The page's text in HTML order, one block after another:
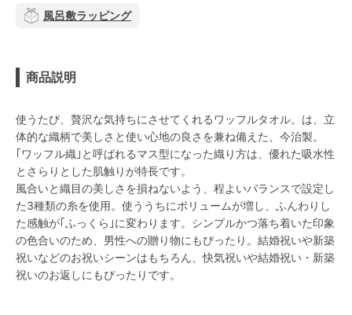
風呂敷ラッピング
商品説明
使うたび、贅沢な気持ちにさせてくれるワッフルタオル。は、立
体的な織柄で美しさと使い心地の良さを兼ね備えた、今治製。
｢ワッフル織｣と呼ばれるマス型になった織り方は、優れた吸水性
とさらりとした肌触りが特長です。
風合いと織目の美しさを損ねないよう、程よいバランスで設定し
た3種類の糸を使用。使ううちにボリュームが増し、ふんわりし
た感触が｢ふっくら｣に変わります。シンプルかつ落ち着いた印象
の色合いのため、男性への贈り物にもぴったり。結婚祝いや新築
祝いなどのお祝いシーンはもちろん、快気祝いや結婚祝い・新築
祝いのお返しにもぴったりです。